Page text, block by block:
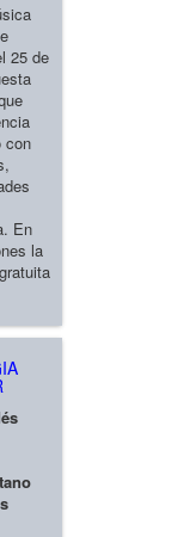
25 de
con
En
la